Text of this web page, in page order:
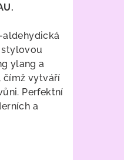
aldehydická
stylovou
ylang a
čímž vytváří
Perfektní
a